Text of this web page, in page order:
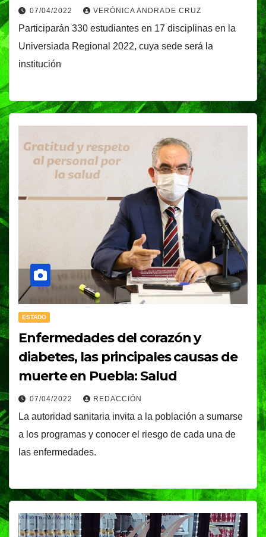
07/04/2022 VERÓNICA ANDRADE CRUZ
Participarán 330 estudiantes en 17 disciplinas en la
Universiada Regional 2022, cuya sede será la
institución
ESTADO
Enfermedades del corazón y
diabetes, las principales causas de
muerte en Puebla: Salud
07/04/2022 REDACCIÓN
La autoridad sanitaria invita a la población a sumarse
a los programas y conocer el riesgo de cada una de
las enfermedades.